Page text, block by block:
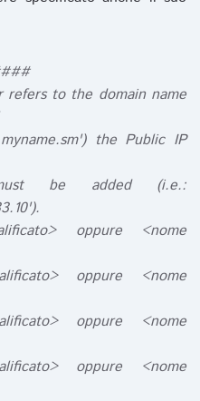
refers to the domain name
the Public IP
be added (i.e.:
oppure <nome
oppure <nome
oppure <nome
oppure <nome